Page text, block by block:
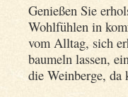
Genießen Sie
Wohlfühlen in
vom Alltag, sich
baumeln lassen,
die Weinberge, da